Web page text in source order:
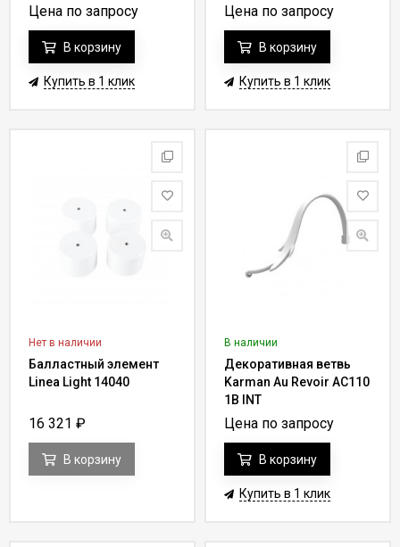
Цена по запросу
В корзину
Купить в 1 клик
Цена по запросу
В корзину
Купить в 1 клик
Нет в наличии
Балластный элемент
Linea Light 14040
16 321 ₽
В корзину
В наличии
Декоративная ветвь
Karman Au Revoir AC110
1B INT
Цена по запросу
В корзину
Купить в 1 клик